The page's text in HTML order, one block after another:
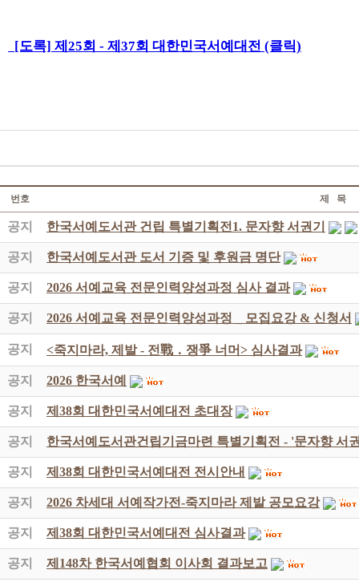
[도록] 제25회 - 제37회 대한민국서예대전 (클릭)
번호 제 목
공지 한국서예도서관 건립 특별기획전1. 문자향 서권기
공지 한국서예도서관 도서 기증 및 후원금 명단
공지 2026 서예교육 전문인력양성과정 심사 결과
공지 2026 서예교육 전문인력양성과정 _ 모집요강 & 신청서
공지 <죽지마라, 제발 - 전戰 ․ 쟁爭 너머> 심사결과
공지 2026 한국서예
공지 제38회 대한민국서예대전 초대장
공지 한국서예도서관건립기금마련 특별기획전 - '문자향 서
공지 제38회 대한민국서예대전 전시안내
공지 2026 차세대 서예작가전-죽지마라 제발 공모요강
공지 제38회 대한민국서예대전 심사결과
공지 제148차 한국서예협회 이사회 결과보고